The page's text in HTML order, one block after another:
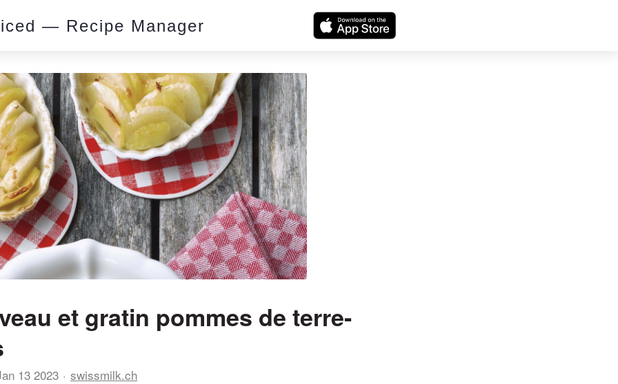
— Recipe Manager
et gratin pommes de terre-
13 2023 swissmilk.ch